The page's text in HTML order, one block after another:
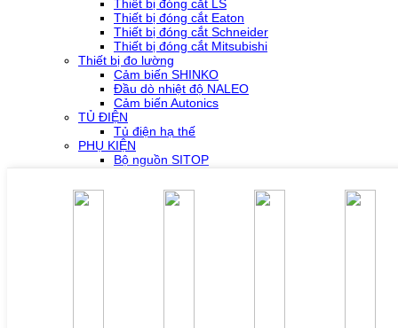
Thiết bị đóng cắt LS
Thiết bị đóng cắt Eaton
Thiết bị đóng cắt Schneider
Thiết bị đóng cắt Mitsubishi
Thiết bị đo lường
Cảm biến SHINKO
Đầu dò nhiệt độ NALEO
Cảm biến Autonics
TỦ ĐIỆN
Tủ điện hạ thế
PHỤ KIỆN
Bộ nguồn SITOP
Phụ kiện PLC SH300/SH500
Phụ kiện biến tần Yaskawa